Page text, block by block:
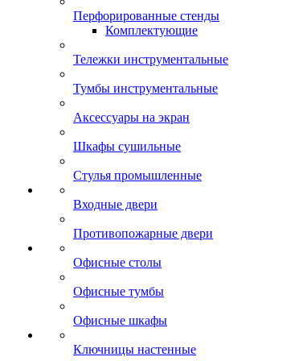
Перфорированные стенды
Комплектующие
Тележки инструментальные
Тумбы инструментальные
Аксессуары на экран
Шкафы сушильные
Стулья промышленные
Входные двери
Противопожарные двери
Офисные столы
Офисные тумбы
Офисные шкафы
Ключницы настенные